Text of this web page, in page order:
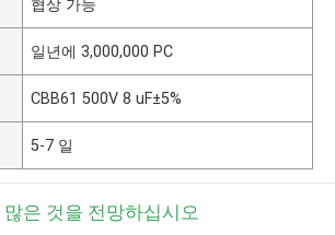
협상 가능
일년에 3,000,000 PC
CBB61 500V 8 uF±5%
5-7 일
많은 것을 전망하십시오